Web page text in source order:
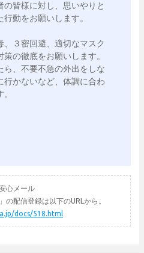
の皆様に対し、思いやりと
動をお願いします。
、３密回避、適切なマスク
の徹底をお願いします。
ら、不要不急の外出をしな
行かないなど、体調に合わ
心メール
の配信登録は以下のURLから。
docs/518.html